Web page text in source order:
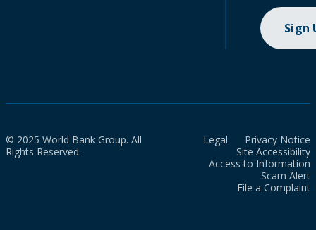
Sign
© 2025 World Bank Group. All
Rights Reserved.
Legal
Privacy Notice
Site Accessibility
Access to Information
Scam Alert
File a Complaint